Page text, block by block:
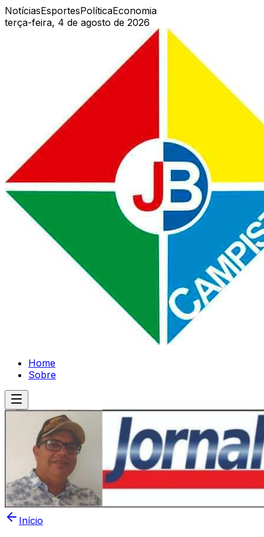
NotíciasEsportesPolíticaEconomia
terça-feira, 4 de agosto de 2026
Home
Sobre
Início